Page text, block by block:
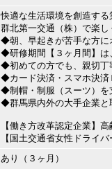
快適な生活環境を創造す
群北第一交通（株）で楽し
◆朝、早起きが苦手な方に
◆研修期間【３ヶ月間】は
◆初めての方でも、親切丁
◆カード決済・スマホ決済
◆制帽・制服（スーツ）を
◆群馬県内外の大手企業と
【働き方改革認定企業】
【国土交通省女性ドライ
あり（３ヶ月）